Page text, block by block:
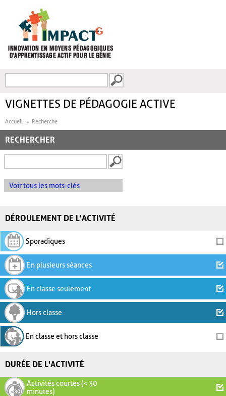
FORMULAIRE DE
VIGNETTES DE PÉDAGOGIE ACTIVE
Accueil Recherche
RECHERCHER
Voir tous les mots-clés
DÉROULEMENT DE L'ACTIVITÉ
Sporadiques
En plusieurs séances
En classe seulement
Hors classe
En classe et hors classe
DURÉE DE L'ACTIVITÉ
Activités courtes (< 30
minutes)